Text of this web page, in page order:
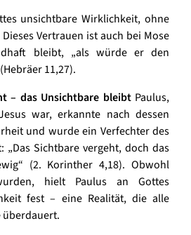
unsichtbare Wirklichkeit, ohne
Vertrauen ist auch bei Mose
bleibt, „als würde er den
11,27).
– das Unsichtbare bleibtPaulus,
war, erkannte nach dessen
und wurde ein Verfechter des
„Das Sichtbare vergeht, doch das
(2. Korinther 4,18). Obwohl
hielt Paulus an Gottes
fest – eine Realität, die alle
überdauert.